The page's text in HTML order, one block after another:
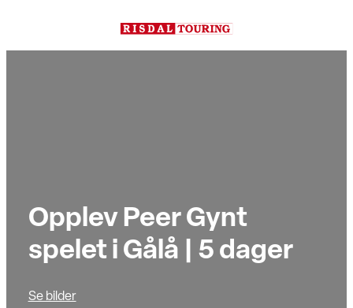
Opplev Peer Gynt
spelet i Gålå | 5 dager
Se bilder